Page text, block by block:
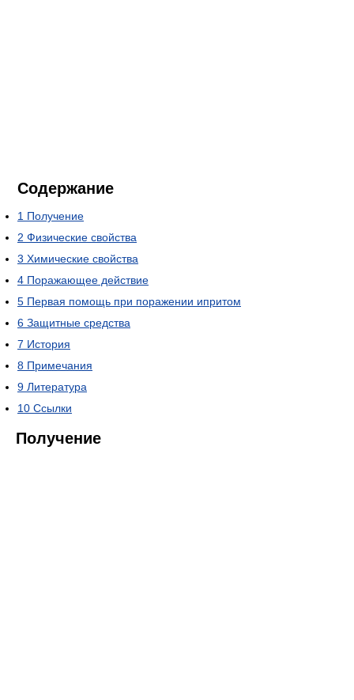
Содержание
1 Получение
2 Физические свойства
3 Химические свойства
4 Поражающее действие
5 Первая помощь при поражении ипритом
6 Защитные средства
7 История
8 Примечания
9 Литература
10 Ссылки
Получение